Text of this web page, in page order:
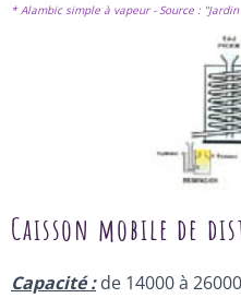
* Alambic simple à vapeur - Source :
Caisson mobile de
Capacité :de 14000 à